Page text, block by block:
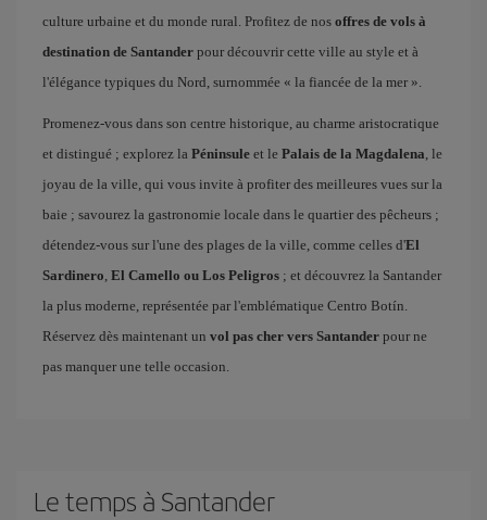
culture urbaine et du monde rural. Profitez de nos offres de vols à
destination de Santander pour découvrir cette ville au style et à
l'élégance typiques du Nord, surnommée « la fiancée de la mer ».
Promenez-vous dans son centre historique, au charme aristocratique
et distingué ; explorez la Péninsule et le Palais de la Magdalena, le
joyau de la ville, qui vous invite à profiter des meilleures vues sur la
baie ; savourez la gastronomie locale dans le quartier des pêcheurs ;
détendez-vous sur l'une des plages de la ville, comme celles d'El
Sardinero, El Camello ou Los Peligros ; et découvrez la Santander
la plus moderne, représentée par l'emblématique Centro Botín.
Réservez dès maintenant un vol pas cher vers Santander pour ne
pas manquer une telle occasion.
Le temps à Santander